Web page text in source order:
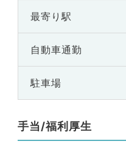
最寄り駅
自動車通勤
駐車場
手当/福利厚生